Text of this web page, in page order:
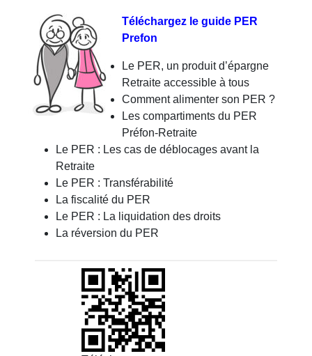
Téléchargez le guide PER
Prefon
Le PER, un produit d’épargne
Retraite accessible à tous
Comment alimenter son PER ?
Les compartiments du PER
Préfon-Retraite
Le PER : Les cas de déblocages avant la
Retraite
Le PER : Transférabilité
La fiscalité du PER
Le PER : La liquidation des droits
La réversion du PER